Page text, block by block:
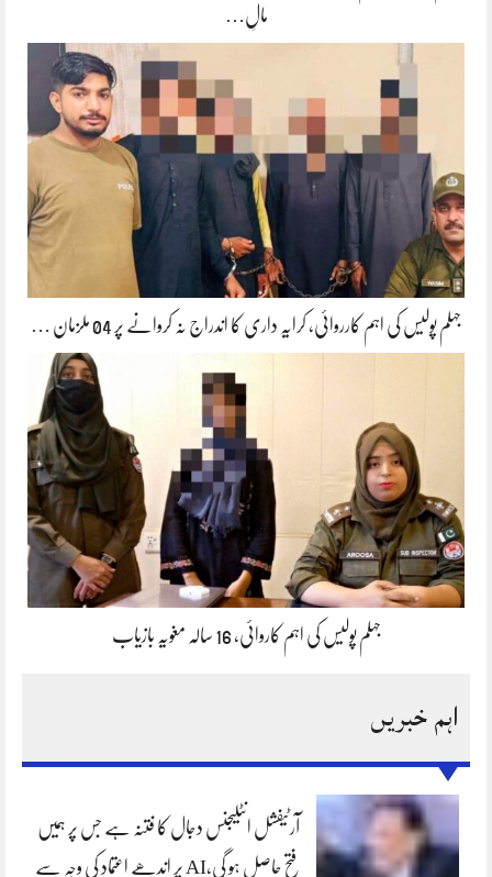
مالِ…
جہلم پولیس کی اہم کارروائی، کرایہ داری کا اندراج نہ کروانے پر 04 ملزمان …
جہلم پولیس کی اہم کاروائی، 16 سالہ مغویہ بازیاب
اہم خبریں
آرٹیفشل انٹلیجنس دجال کا فتنہ ہے جس پر ہمیں
فتح حاصل ہو گی،AI پر اندھے اعتماد کی وجہ سے